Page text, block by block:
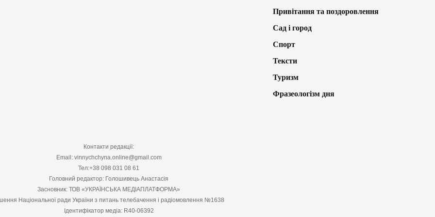
Привітання та поздоровлення
Сад і город
Спорт
Тексти
Туризм
Фразеологізм дня
Контакти редакції:
Email: vinnychchyna.online@gmail.com
Тел:+38 098 031 08 61
Головний редактор: Голошивець Анастасія
Засновник: ТОВ «УКРАЇНСЬКА МЕДІАПЛАТФОРМА»
Національної ради України з питань телебачення і радіомовлення №1638
Ідентифікатор медіа: R40-06392